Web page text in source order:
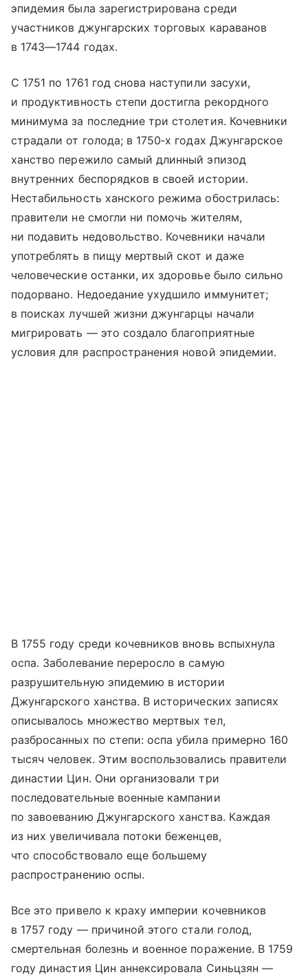
эпидемия была зарегистрирована среди
участников джунгарских торговых караванов
в 1743—1744 годах.
С 1751 по 1761 год снова наступили засухи,
и продуктивность степи достигла рекордного
минимума за последние три столетия. Кочевники
страдали от голода; в 1750‑х годах Джунгарское
ханство пережило самый длинный эпизод
внутренних беспорядков в своей истории.
Нестабильность ханского режима обострилась:
правители не смогли ни помочь жителям,
ни подавить недовольство. Кочевники начали
употреблять в пищу мертвый скот и даже
человеческие останки, их здоровье было сильно
подорвано. Недоедание ухудшило иммунитет;
в поисках лучшей жизни джунгарцы начали
мигрировать — это создало благоприятные
условия для распространения новой эпидемии.
В 1755 году среди кочевников вновь вспыхнула
оспа. Заболевание переросло в самую
разрушительную эпидемию в истории
Джунгарского ханства. В исторических записях
описывалось множество мертвых тел,
разбросанных по степи: оспа убила примерно 160
тысяч человек. Этим воспользовались правители
династии Цин. Они организовали три
последовательные военные кампании
по завоеванию Джунгарского ханства. Каждая
из них увеличивала потоки беженцев,
что способствовало еще большему
распространению оспы.
Все это привело к краху империи кочевников
в 1757 году — причиной этого стали голод,
смертельная болезнь и военное поражение. В 1759
году династия Цин аннексировала Синьцзян —